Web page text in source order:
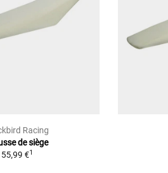
Racing
de siège
55,99 €1